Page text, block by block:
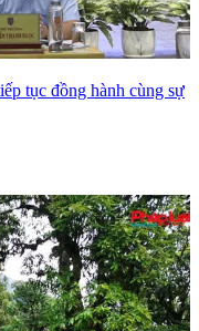
tục đồng hành cùng sự